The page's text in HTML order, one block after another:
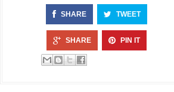
SHARE TWEET
SHARE PIN IT